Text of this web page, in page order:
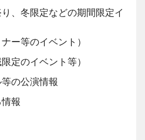
、冬限定などの期間限定イ
ー等のイベント）
定のイベント等）
の公演情報
報